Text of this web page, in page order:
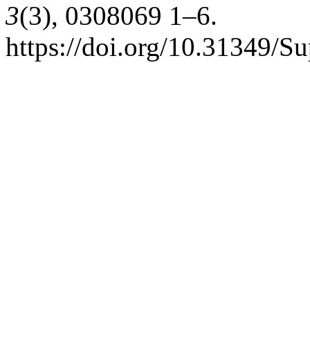
3(3), 0308069 1–6.
https://doi.org/10.31349/